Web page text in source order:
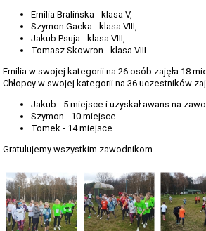
ARCHIWUM STRONY
DANE OSOBOWE
Emilia Bralińska - klasa V,
Szymon Gacka - klasa VIII,
Jakub Psuja - klasa VIII,
Tomasz Skowron - klasa VIII.
Emilia w swojej kategorii na 26 osób zajęła 18
Chłopcy w swojej kategorii na 36 uczestników
Jakub - 5 miejsce i uzyskał awans na
Szymon - 10 miejsce
Tomek - 14 miejsce.
Gratulujemy wszystkim zawodnikom.